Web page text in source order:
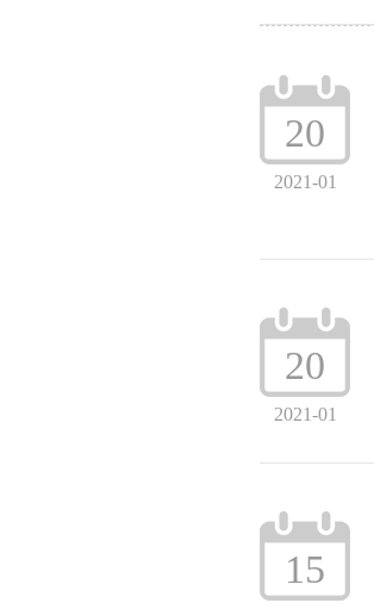
20
2021-01
20
2021-01
15